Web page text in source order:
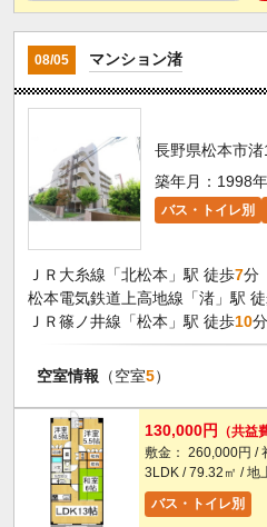
08/05 マンション渚
長野県松本市渚
築年月：1998
バス・トイレ別
ＪＲ大糸線「北松本」駅 徒歩7分
松本電気鉄道上高地線「渚」駅
ＪＲ篠ノ井線「松本」駅 徒歩10分
空室情報 （空室5）
130,000円
（共益
敷金： 260,000円 /
3LDK / 79.32㎡ / 地
バス・トイレ別